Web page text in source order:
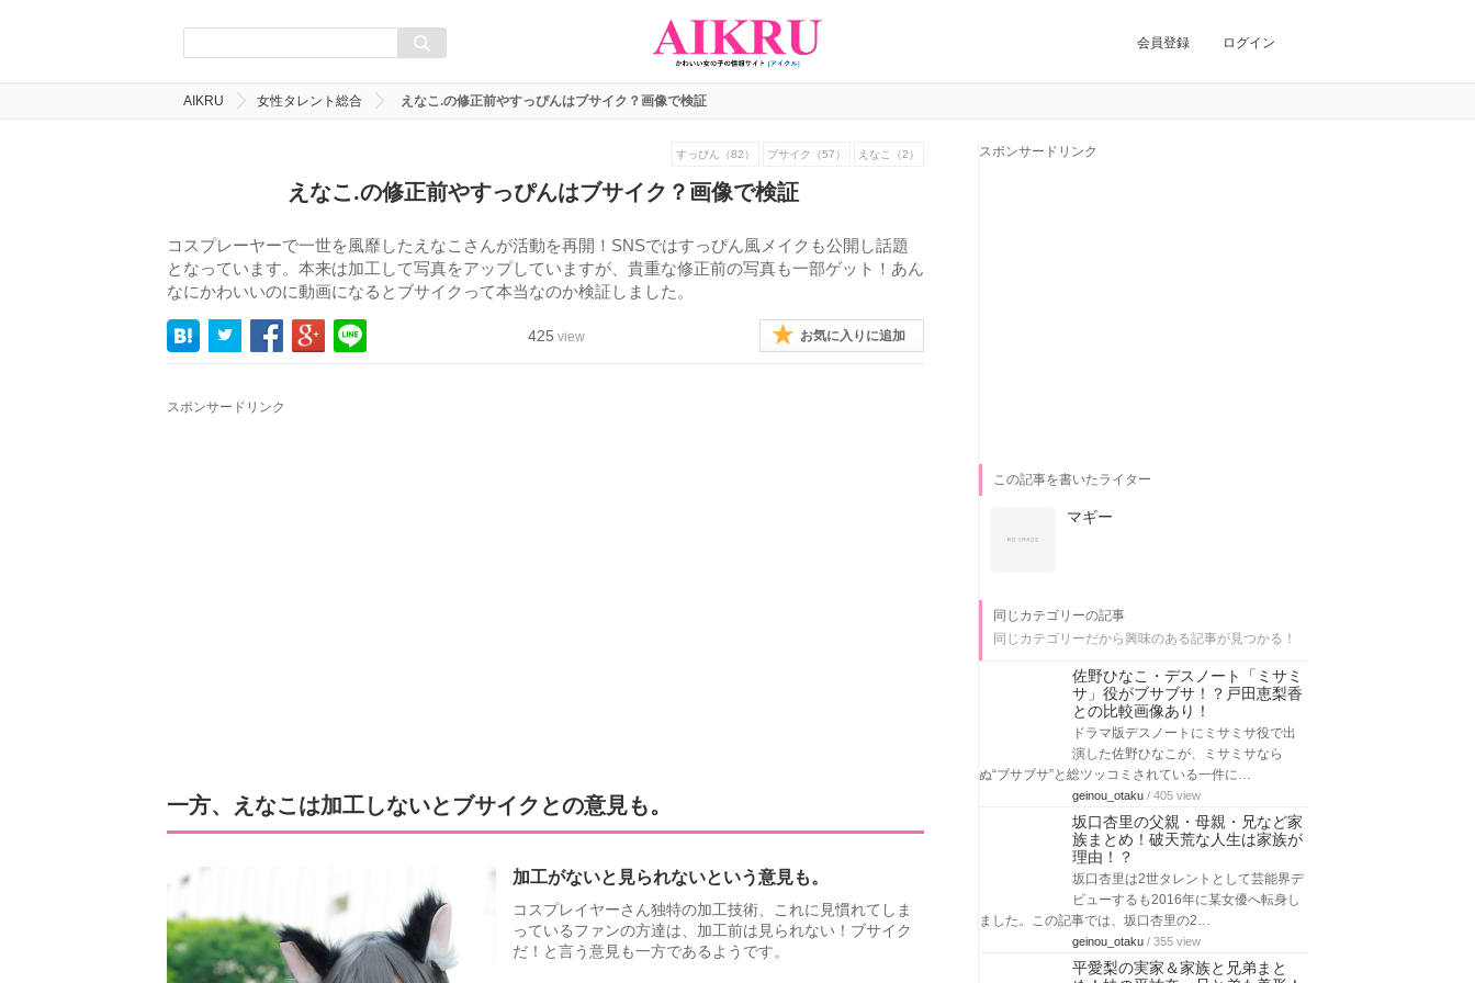
会員登録 ログイン
AIKRU 女性タレント総合 えなこ.の修正前やすっぴんはブサイク？画像で検証
すっぴん（82） ブサイク（57） えなこ（2）
えなこ.の修正前やすっぴんはブサイク？画像で検証
コスプレーヤーで一世を風靡したえなこさんが活動を再開！SNSではすっぴん風メイクも公開し話題
となっています。本来は加工して写真をアップしていますが、貴重な修正前の写真も一部ゲット！あん
なにかわいいのに動画になるとブサイクって本当なのか検証しました。
425 view お気に入りに追加
スポンサードリンク
一方、えなこは加工しないとブサイクとの意見も。
加工がないと見られないという意見も。
コスプレイヤーさん独特の加工技術、これに見慣れてしま
っているファンの方達は、加工前は見られない！ブサイク
だ！と言う意見も一方であるようです。
スポンサードリンク
この記事を書いたライター
マギー
同じカテゴリーの記事
同じカテゴリーだから興味のある記事が見つかる！
佐野ひなこ・デスノート「ミサミ
サ」役がブサブサ！？戸田恵梨香
との比較画像あり！
ドラマ版デスノートにミサミサ役で出
演した佐野ひなこが、ミサミサなら
ぬ“ブサブサ”と総ツッコミされている一件に…
geinou_otaku / 405 view
坂口杏里の父親・母親・兄など家
族まとめ！破天荒な人生は家族が
理由！？
坂口杏里は2世タレントとして芸能界デ
ビューするも2016年に某女優へ転身し
ました。この記事では、坂口杏里の2…
geinou_otaku / 355 view
平愛梨の実家＆家族と兄弟まと